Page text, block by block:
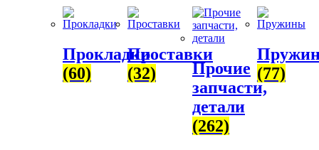
Прокладки
(60)
Проставки
(32)
Прочие
запчасти,
детали
(262)
(77)